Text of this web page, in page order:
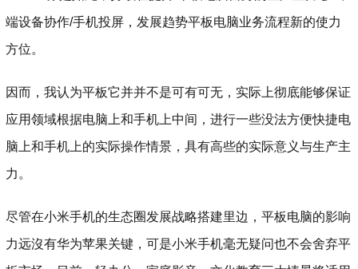
端设备协作/手机投屏，发展趋势平板电脑业务流程新的使力
方位。
因而，我认为平板它并并不是可有可无，实际上彻底能够保证
应用领域根据电脑上和手机上中间，进行一些没法方便快捷电
脑上和手机上的实际操作情景，具有高些的实际意义与生产主
力。
尽管在小米手机的生态圈发展战略搭建里边，平板电脑的影响
力远沒有华为苹果关键，可是小米手机毫无疑问也不会舍弃平